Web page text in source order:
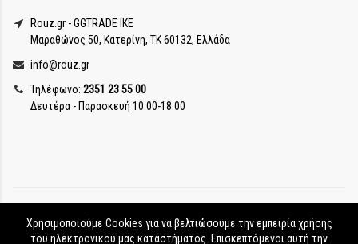
Rouz.gr - GGTRADE IKE
Μαραθώνος 50, Κατερίνη, ΤΚ 60132, Ελλάδα
info@rouz.gr
Τηλέφωνο: 2351 23 55 00
Δευτέρα - Παρασκευή 10:00-18:00
Χρησιμοποιούμε Cookies για να βελτιώσουμε την εμπειρία χρήσης
του ηλεκτρονικού μας καταστήματος. Επισκεπτόμενοι αυτή την